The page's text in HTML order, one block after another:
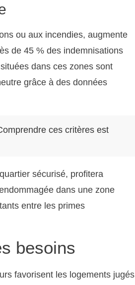
ou aux incendies, augmente
de 45 % des indemnisations
dans ces zones sont
grâce à des données
ces critères est
sécurisé, profitera
dans une zone
entre les primes
besoins
favorisent les logements jugés